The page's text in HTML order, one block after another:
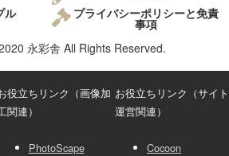
ル
プライバシーポリシーと免責
事項
永彩舎 All Rights Reserved.
役立ちリンク（画像加
関連）
PhotoScape
お役立ちリンク（サイト
運営関連）
Cocoon